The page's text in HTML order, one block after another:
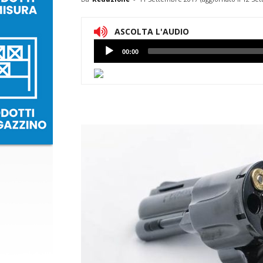
ASCOLTA L'AUDIO
Lettore
Audio
00:00